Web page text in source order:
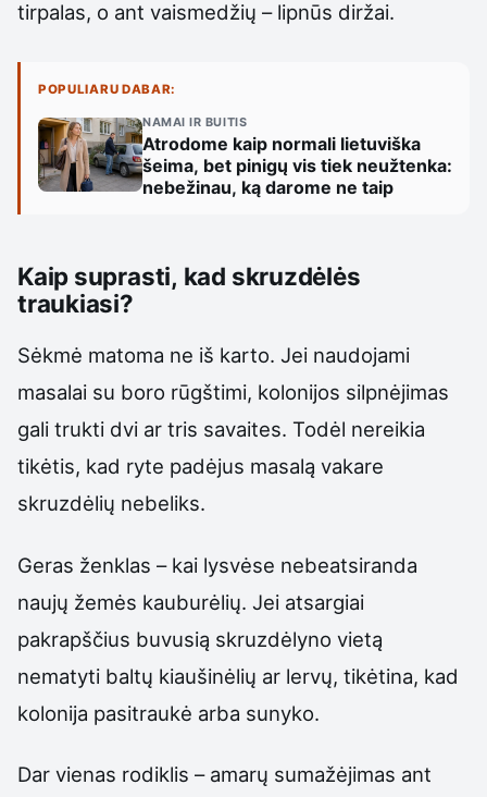
tirpalas, o ant vaismedžių – lipnūs diržai.
POPULIARU DABAR:
NAMAI IR BUITIS
Atrodome kaip normali lietuviška
šeima, bet pinigų vis tiek neužtenka:
nebežinau, ką darome ne taip
Kaip suprasti, kad skruzdėlės
traukiasi?
Sėkmė matoma ne iš karto. Jei naudojami
masalai su boro rūgštimi, kolonijos silpnėjimas
gali trukti dvi ar tris savaites. Todėl nereikia
tikėtis, kad ryte padėjus masalą vakare
skruzdėlių nebeliks.
Geras ženklas – kai lysvėse nebeatsiranda
naujų žemės kauburėlių. Jei atsargiai
pakrapščius buvusią skruzdėlyno vietą
nematyti baltų kiaušinėlių ar lervų, tikėtina, kad
kolonija pasitraukė arba sunyko.
Dar vienas rodiklis – amarų sumažėjimas ant